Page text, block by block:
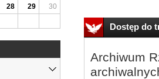
Dostęp do
Archiwum
28 29
30